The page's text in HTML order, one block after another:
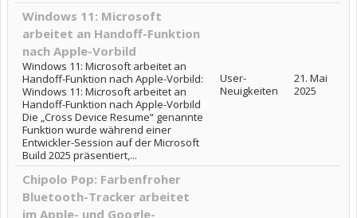
Windows 11: Microsoft
arbeitet an Handoff-Funktion
nach Apple-Vorbild
Windows 11: Microsoft arbeitet an
Handoff-Funktion nach Apple-Vorbild:
Windows 11: Microsoft arbeitet an
Handoff-Funktion nach Apple-Vorbild
Die „Cross Device Resume“ genannte
Funktion wurde während einer
Entwickler-Session auf der Microsoft
Build 2025 präsentiert,...
User-
Neuigkeiten
21. Mai
2025
Chipolo Pop: Farbenfroher
Bluetooth-Tracker arbeitet
im Apple- und Google-